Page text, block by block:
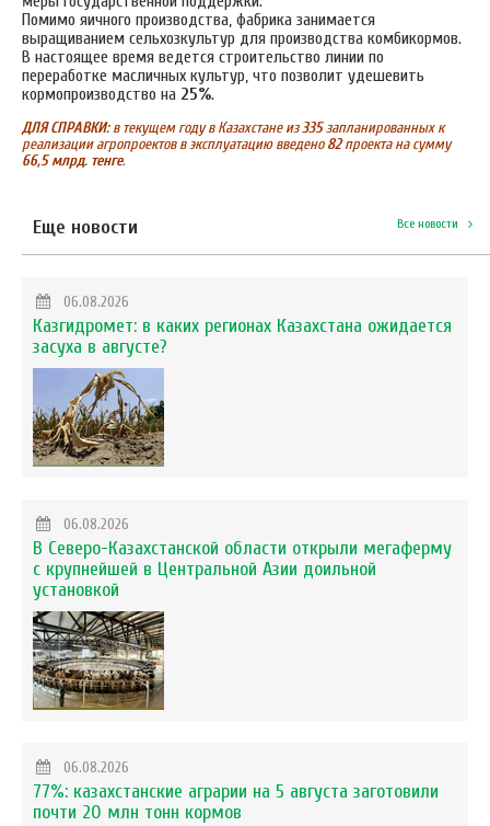
Помимо яичного производства, фабрика занимается
выращиванием сельхозкультур для производства комбикормов.
В настоящее время ведется строительство линии по
переработке масличных культур, что позволит удешевить
кормопроизводство на 25%.
ДЛЯ СПРАВКИ:в текущем году в Казахстане из335запланированных к
реализации агропроектов в эксплуатацию введено82проекта на сумму
66,5 млрд. тенге.
Еще новости Все новости
06.08.2026
Казгидромет: в каких регионах Казахстана ожидается
засуха в августе?
06.08.2026
В Северо-Казахстанской области открыли мегаферму
с крупнейшей в Центральной Азии доильной
установкой
06.08.2026
77%: казахстанские аграрии на 5 августа заготовили
почти 20 млн тонн кормов